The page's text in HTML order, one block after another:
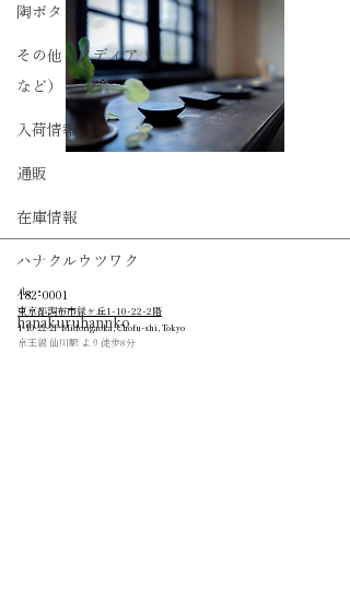
陶ボタン
その他（メディア
など）
入荷情報
通販
在庫情報
ハナクルウツワク
ル・
hanakuruhannko
182-0001
東京都調布市緑ヶ丘1-10-22-2階
1-10-22-2F Midorigaoka, Chofu-shi, Tokyo
​京王線 仙川駅 より徒歩8分